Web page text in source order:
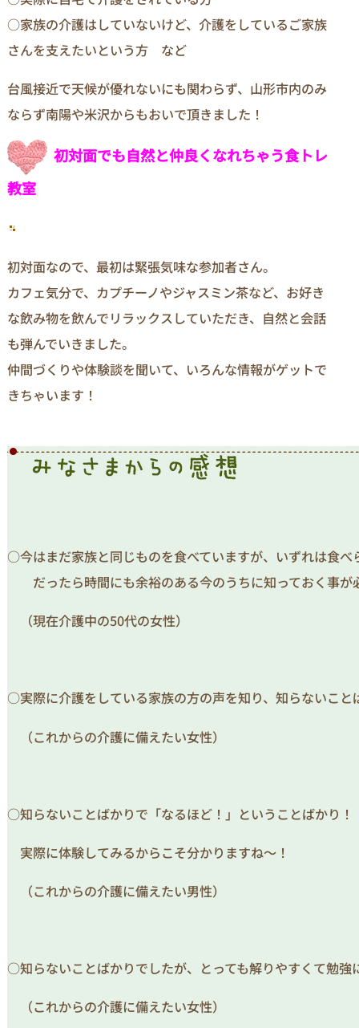
○家族の介護はしていないけど、介護をしているご家族
さんを支えたいという方 など
台風接近で天候が優れないにも関わらず、山形市内のみ
ならず南陽や米沢からもおいで頂きました！
初対面でも自然と仲良くなれちゃう食トレ
教室
初対面なので、最初は緊張気味な参加者さん。
カフェ気分で、カプチーノやジャスミン茶など、お好き
な飲み物を飲んでリラックスしていただき、自然と会話
も弾んでいきました。
仲間づくりや体験談を聞いて、いろんな情報がゲットで
きちゃいます！
○今はまだ家族と同じものを食べていますが、いずれは食べ
だったら時間にも余裕のある今のうちに知っておく事が
（現在介護中の50代の女性）
○実際に介護をしている家族の方の声を知り、知らないこと
（これからの介護に備えたい女性）
○知らないことばかりで「なるほど！」ということばかり！
実際に体験してみるからこそ分かりますね～！
（これからの介護に備えたい男性）
○知らないことばかりでしたが、とっても解りやすくて勉強
（これからの介護に備えたい女性）